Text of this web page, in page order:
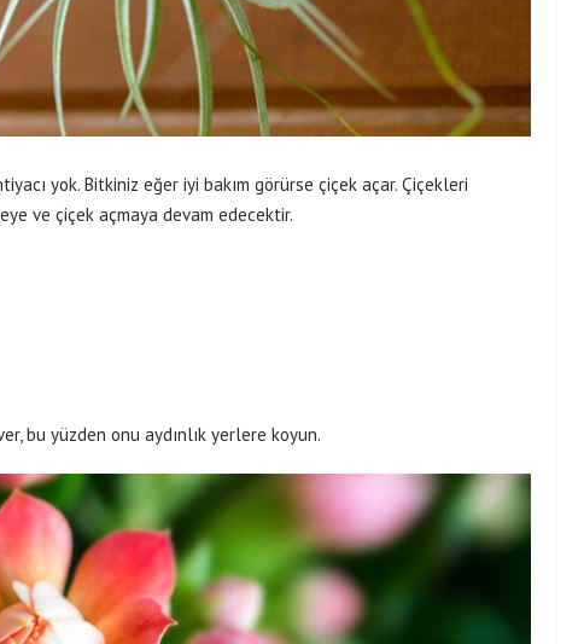
yok. Bitkiniz eğer iyi bakım görürse çiçek açar. Çiçekleri
ve çiçek açmaya devam edecektir.
bu yüzden onu aydınlık yerlere koyun.